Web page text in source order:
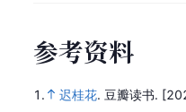
参考资料
1. 迟桂花. 豆瓣读书.